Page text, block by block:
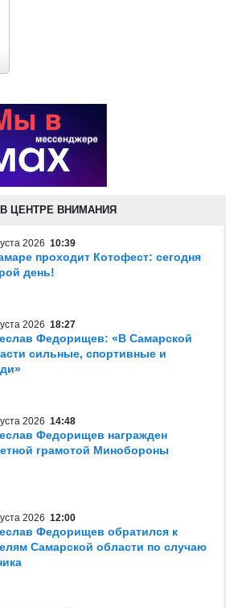
В ЦЕНТРЕ ВНИМАНИЯ
2026 10:39
проходит Котофест: сегодня
день!
2026 18:27
Федорищев: «В Самарской
сильные, спортивные и
2026 14:48
Федорищев награжден
грамотой Минобороны
2026 12:00
Федорищев обратился к
Самарской области по случаю